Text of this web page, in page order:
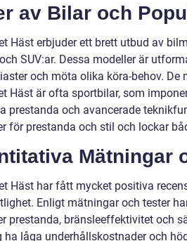
av Bilar och
Häst erbjuder ett brett utbud av
SUV:ar. Dessa modeller är
och möta olika köra-behov. De
Häst är ofta sportbilar, som
prestanda och avancerade
för prestanda och stil och lockar
Mätningar
Häst har fått mycket positiva
Enligt mätningar och tester
prestanda, bränsleeffektivitet och
ha låga underhållskostnader och